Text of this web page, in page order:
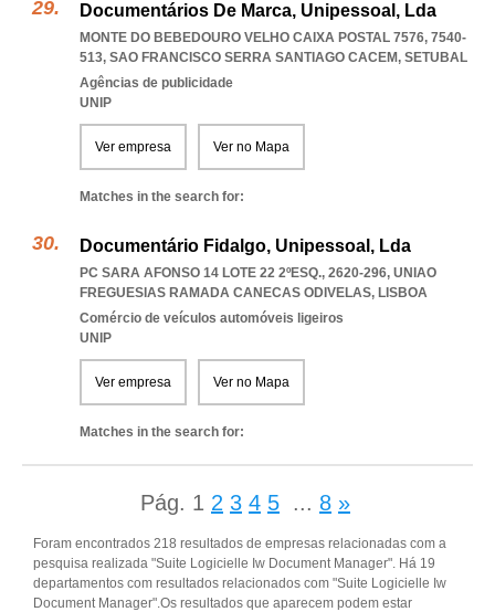
Documentários De Marca, Unipessoal, Lda
MONTE DO BEBEDOURO VELHO CAIXA POSTAL 7576, 7540-
513, SAO FRANCISCO SERRA SANTIAGO CACEM, SETUBAL
Agências de publicidade
UNIP
Ver empresa Ver no Mapa
Matches in the search for:
Documentário Fidalgo, Unipessoal, Lda
PC SARA AFONSO 14 LOTE 22 2ºESQ., 2620-296, UNIAO
FREGUESIAS RAMADA CANECAS ODIVELAS, LISBOA
Comércio de veículos automóveis ligeiros
UNIP
Ver empresa Ver no Mapa
Matches in the search for:
Pág. 1 2 3 4 5 ... 8 »
Foram encontrados 218 resultados de empresas relacionadas com a
pesquisa realizada "Suite Logicielle Iw Document Manager". Há 19
departamentos com resultados relacionados com "Suite Logicielle Iw
Document Manager".Os resultados que aparecem podem estar